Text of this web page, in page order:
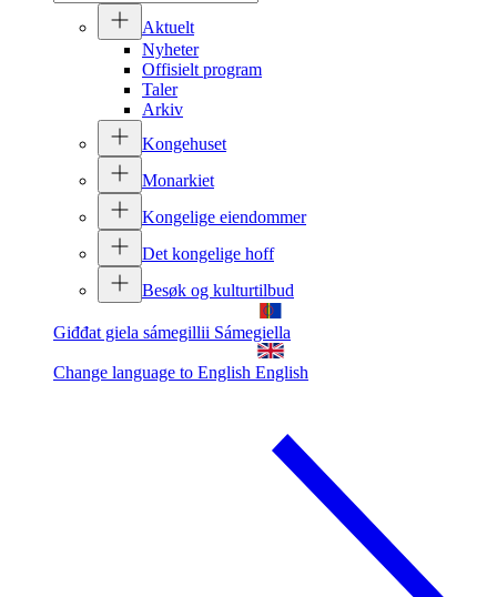
Aktuelt
Nyheter
Offisielt program
Taler
Arkiv
Kongehuset
Monarkiet
Kongelige eiendommer
Det kongelige hoff
Besøk og kulturtilbud
Giđđat giela sámegillii Sámegiella
Change language to English English